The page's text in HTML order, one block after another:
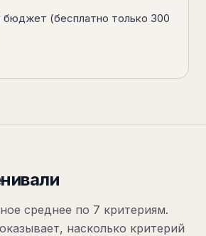
бюджет (бесплатно только 300
среднее по 7 критериям.
насколько критерий